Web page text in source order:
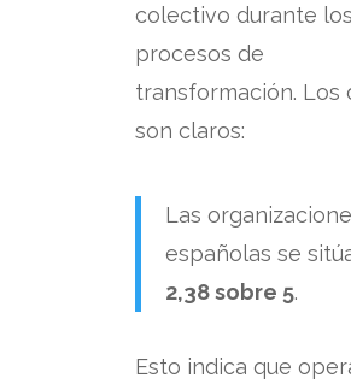
colectivo durante los
procesos de
transformación. Los
son claros:
Las
españolas se
2,38 sobre 5.
Esto indica que